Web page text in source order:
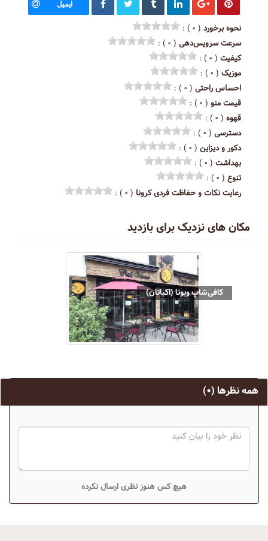
ایمیل
نحوه برخورد ( ۰ ) :
سرعت سرویس‌دهی ( ۰ ) :
کیفیت ( ۰ ) :
موزیک ( ۰ ) :
احساس راحتی ( ۰ ) :
قیمت منو ( ۰ ) :
قهوه ( ۰ ) :
دسترسی ( ۰ ) :
دکور و دیزاین ( ۰ ) :
بهداشت ( ۰ ) :
تنوع ( ۰ ) :
رعایت نکات و حفاظت فردی کرونا ( ۰ ) :
مکان های نزدیک برای بازدید
کافی‌شاپ ویونا (اکباتان)
همه نظرها (۰)
هیچ کس هنوز نظری ارسال نکرده